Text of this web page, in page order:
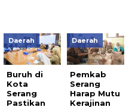
Daerah
Buruh di
Kota
Serang
Pastikan
Daerah
Pemkab
Serang
Harap Mutu
Kerajinan